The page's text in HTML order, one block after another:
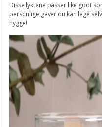
Disse lyktene passer like godt
personlige gaver du kan lage
hygge!